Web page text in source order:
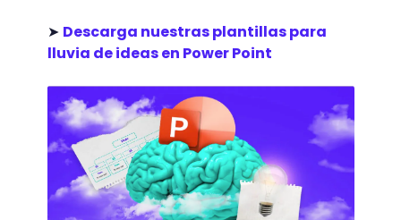
➤ Descarga nuestras plantillas para
lluvia de ideas en Power Point